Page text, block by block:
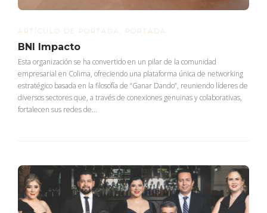
ARTÍCULO DE PORTADA PORTADA
BNI Impacto
Esta organización se ha convertido en un pilar de la comunidad
empresarial en Colima, ofreciendo una plataforma única de networking
estratégico basada en la filosofía de “Ganar Dando”, reuniendo líderes de
diversos sectores que, a través de conexiones genuinas y colaborativas,
fortalecen sus redes de...